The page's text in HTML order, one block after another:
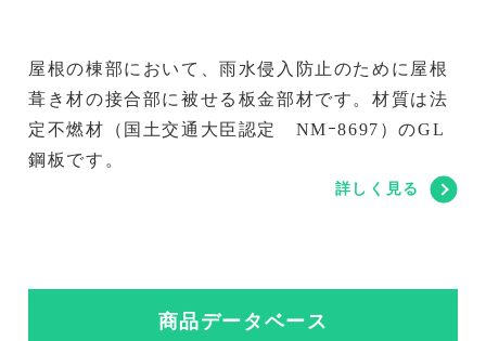
屋根の棟部において、雨水侵入防止のために屋根
葺き材の接合部に被せる板金部材です。材質は法
定不燃材（国土交通大臣認定 NMｰ8697）のGL
鋼板です。
詳しく見る
商品データベース